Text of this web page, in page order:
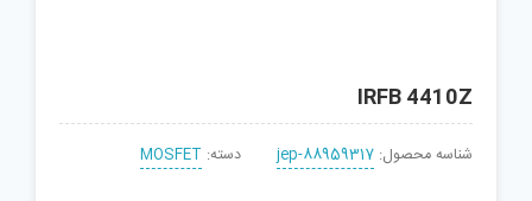
IRFB 4410Z
شناسه محصول: jep-88959317 دسته: MOSFET